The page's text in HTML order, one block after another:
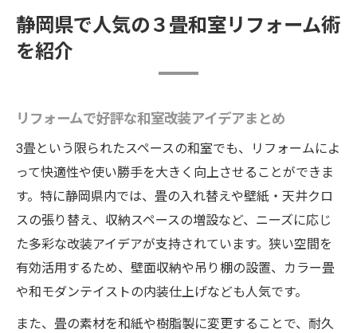
静岡県で人気の３畳和室リフォーム術
を紹介
リフォームで好評な和室改装アイデアまとめ
3畳という限られたスペースの和室でも、リフォームによ
って快適性や使い勝手を大きく向上させることができま
す。特に静岡県内では、畳の入れ替えや壁紙・天井クロ
スの張り替え、収納スペースの増設など、ニーズに応じ
た多彩な改装アイデアが支持されています。狭い空間を
有効活用するため、壁面収納や吊り棚の設置、カラー畳
や和モダンテイストの内装仕上げなども人気です。
また、畳の素材を和紙や樹脂製に変更することで、耐久